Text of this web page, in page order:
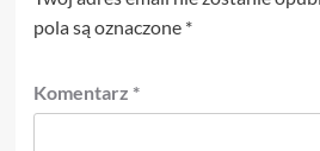
pola są oznaczone *
Komentarz *